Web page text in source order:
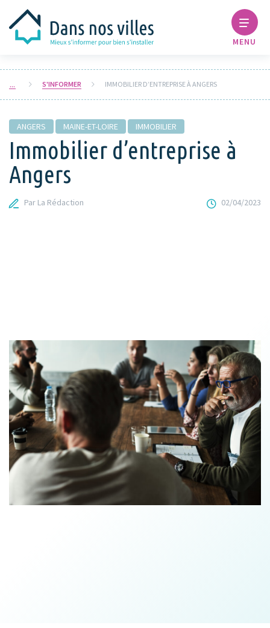
MENU
S'INFORMER IMMOBILIER D’ENTREPRISE À ANGERS
ANGERS MAINE-ET-LOIRE IMMOBILIER
Immobilier d’entreprise à
Angers
Par La Rédaction 02/04/2023